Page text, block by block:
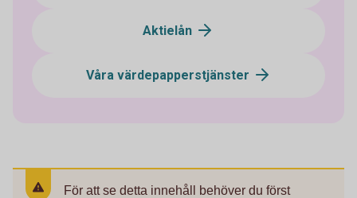
Aktielån
Våra värdepapperstjänster
För att se detta innehåll behöver du först